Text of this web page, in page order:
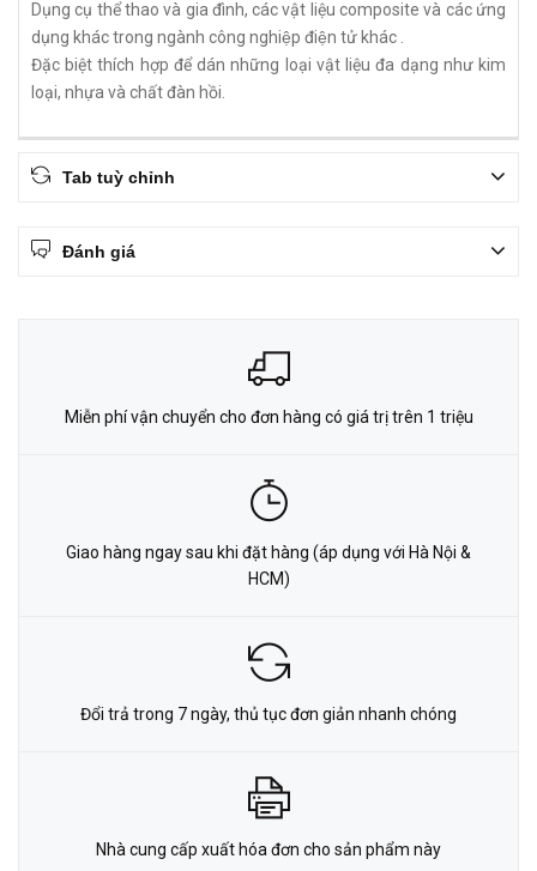
Dụng cụ thể thao và gia đình, các vật liệu composite và các ứng
dụng khác trong ngành công nghiệp điện tử khác .
Đặc biệt thích hợp để dán những loại vật liệu đa dạng như kim
loại, nhựa và chất đàn hồi.
Tab tuỳ chỉnh
Đánh giá
Miễn phí vận chuyển cho đơn hàng có giá trị trên 1 triệu
Giao hàng ngay sau khi đặt hàng (áp dụng với Hà Nội &
HCM)
Đổi trả trong 7 ngày, thủ tục đơn giản nhanh chóng
Nhà cung cấp xuất hóa đơn cho sản phẩm này